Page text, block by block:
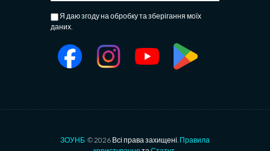
Я даю згоду на обробку та зберігання моїх
даних.
ЗОУНБ © 2026 Всі права захищені. Правила